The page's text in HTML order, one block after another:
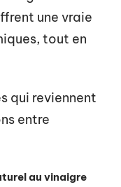
une vraie
tout en
qui reviennent
entre
au vinaigre